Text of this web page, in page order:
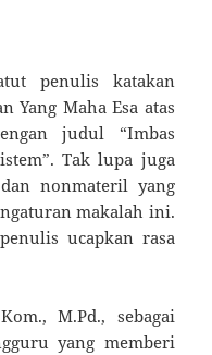
penulis katakan
Yang Maha Esa atas
judul “Imbas
Tak lupa juga
nonmateril yang
makalah ini.
ucapkan rasa
M.Pd., sebagai
yang memberi